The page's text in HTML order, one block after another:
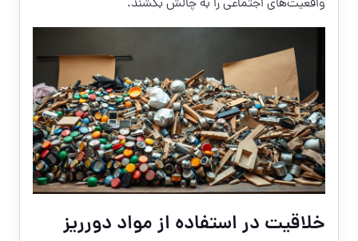
واقعیت‌های اجتماعی را به چالش بکشند.
خلاقیت در استفاده از مواد دورریز